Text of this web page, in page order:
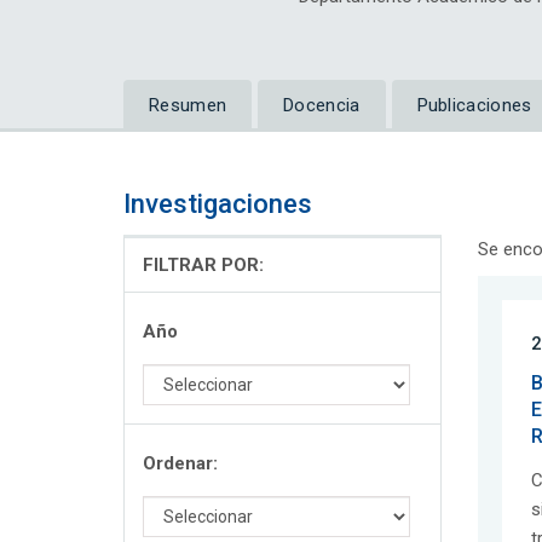
Resumen Docencia Publicaciones
Investigaciones
FILTRAR POR:
Año
Ordenar:
Se